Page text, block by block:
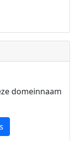
domeinnaam